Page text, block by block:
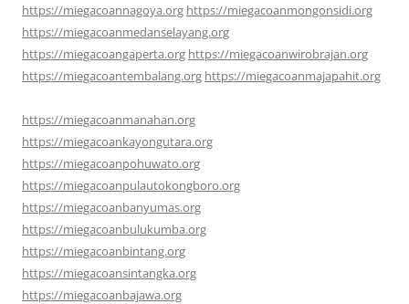
https://miegacoannagoya.org https://miegacoanmongonsidi.org
https://miegacoanmedanselayang.org
https://miegacoangaperta.org https://miegacoanwirobrajan.org
https://miegacoantembalang.org https://miegacoanmajapahit.org
https://miegacoanmanahan.org
https://miegacoankayongutara.org
https://miegacoanpohuwato.org
https://miegacoanpulautokongboro.org
https://miegacoanbanyumas.org
https://miegacoanbulukumba.org
https://miegacoanbintang.org
https://miegacoansintangka.org
https://miegacoanbajawa.org